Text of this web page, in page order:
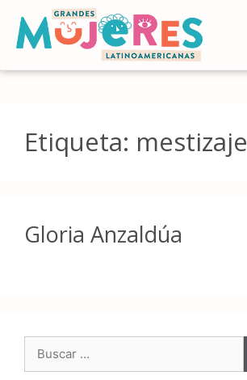
Etiqueta: mestizaje
Gloria Anzaldúa